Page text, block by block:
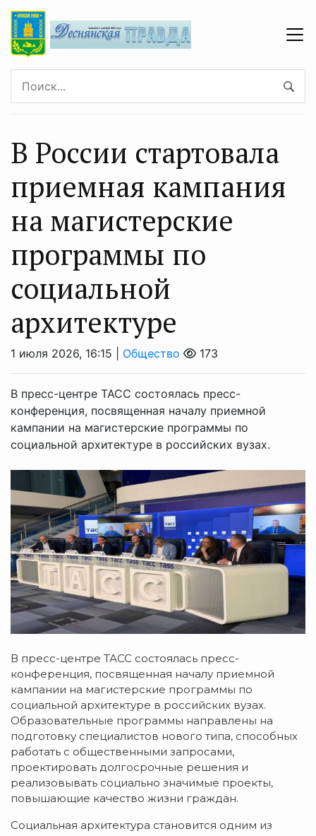
В России стартовала
приемная кампания
на магистерские
программы по
социальной
архитектуре
1 июля 2026, 16:15 | Общество 173
В пресс-центре ТАСС состоялась пресс-
конференция, посвященная началу приемной
кампании на магистерские программы по
социальной архитектуре в российских вузах.
В пресс-центре ТАСС состоялась пресс-
конференция, посвященная началу приемной
кампании на магистерские программы по
социальной архитектуре в российских вузах.
Образовательные программы направлены на
подготовку специалистов нового типа, способных
работать с общественными запросами,
проектировать долгосрочные решения и
реализовывать социально значимые проекты,
повышающие качество жизни граждан.
Социальная архитектура становится одним из